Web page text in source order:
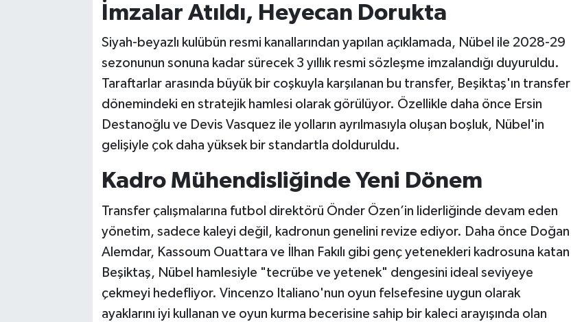
İmzalar Atıldı, Heyecan Dorukta
Siyah-beyazlı kulübün resmi kanallarından yapılan açıklamada, Nübel ile 2028-29
sezonunun sonuna kadar sürecek 3 yıllık resmi sözleşme imzalandığı duyuruldu.
Taraftarlar arasında büyük bir coşkuyla karşılanan bu transfer, Beşiktaş'ın transfer
dönemindeki en stratejik hamlesi olarak görülüyor. Özellikle daha önce Ersin
Destanoğlu ve Devis Vasquez ile yolların ayrılmasıyla oluşan boşluk, Nübel'in
gelişiyle çok daha yüksek bir standartla dolduruldu.
Kadro Mühendisliğinde Yeni Dönem
Transfer çalışmalarına futbol direktörü Önder Özen’in liderliğinde devam eden
yönetim, sadece kaleyi değil, kadronun genelini revize ediyor. Daha önce Doğan
Alemdar, Kassoum Ouattara ve İlhan Fakılı gibi genç yetenekleri kadrosuna katan
Beşiktaş, Nübel hamlesiyle "tecrübe ve yetenek" dengesini ideal seviyeye
çekmeyi hedefliyor. Vincenzo Italiano'nun oyun felsefesine uygun olarak
ayaklarını iyi kullanan ve oyun kurma becerisine sahip bir kaleci arayışında olan